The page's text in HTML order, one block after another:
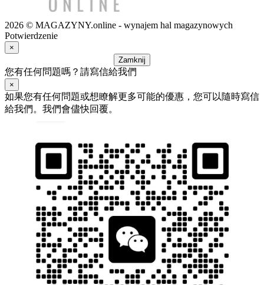
2026 © MAGAZYNY.online - wynajem hal magazynowych
Potwierdzenie
×
Zamknij
您有任何問題嗎？請寫信給我們
×
如果您有任何問題或想瞭解更多可能的優惠，您可以隨時寫信
給我們。我們會儘快回覆。